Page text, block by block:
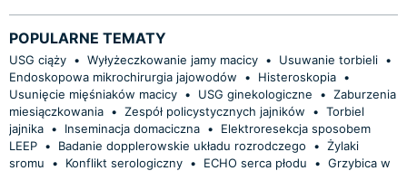
POPULARNE TEMATY
USG ciąży • Wyłyżeczkowanie jamy macicy • Usuwanie torbieli •
Endoskopowa mikrochirurgia jajowodów
• Histeroskopia •
Usunięcie mięśniaków macicy • USG ginekologiczne • Zaburzenia
miesiączkowania • Zespół policystycznych jajników • Torbiel
jajnika • Inseminacja domaciczna •
Elektroresekcja sposobem
LEEP • Badanie dopplerowskie układu rozrodczego • Żylaki
sromu
• Konflikt serologiczny • ECHO serca płodu • Grzybica w